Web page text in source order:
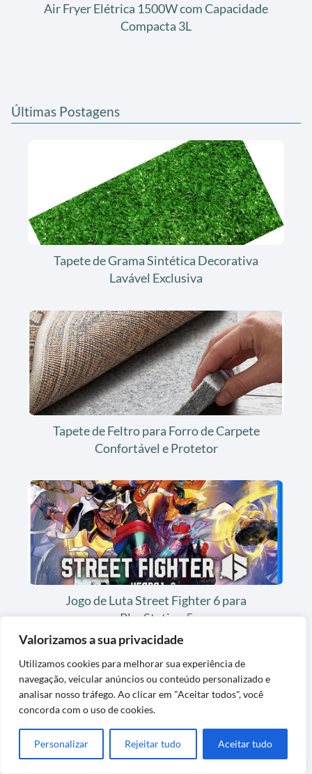
Valorizamos a sua privacidade
Utilizamos cookies para melhorar sua experiência de
navegação, veicular anúncios ou conteúdo personalizado e
analisar nosso tráfego. Ao clicar em "Aceitar todos", você
concorda com o uso de cookies.
Personalizar Rejeitar tudo Aceitar tudo
Air Fryer Elétrica 1500W com Capacidade
Compacta 3L
Últimas Postagens
Tapete de Grama Sintética Decorativa
Lavável Exclusiva
Tapete de Feltro para Forro de Carpete
Confortável e Protetor
Jogo de Luta Street Fighter 6 para
PlayStation 5